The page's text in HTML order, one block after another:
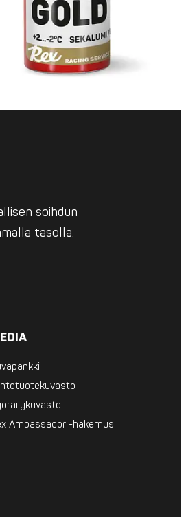
on linkki pitovoiteiden ja
välillä....
soihdun
tasolla.
Ambassador -hakemus